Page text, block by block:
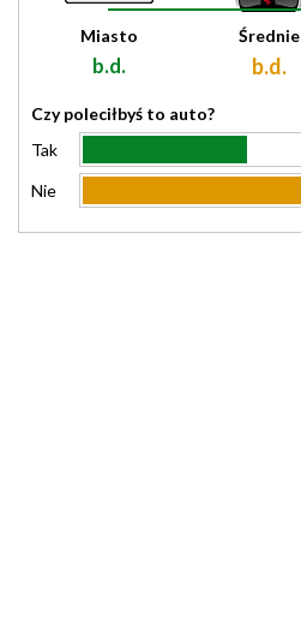
Miasto
b.d.
Średnie
b.d.
Czy poleciłbyś to auto?
Tak
Nie